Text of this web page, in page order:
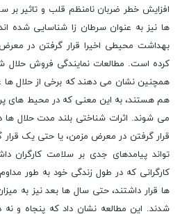
افزایش خطر ضربان نامنظم قلب و تاثیر
ها نیز به عنوان سرطان زا شناسایی شده
بهداشت محیطی اخیرا قرار گرفتن در
کرده است. مطالعات نمایندگی فروش حلال
همچنین نشان می‌ دهند که برخی از حلال ‌ها
هم هستند، به این معنی که در محیط‌ های
می ‌شوند. اثرات شناختی بلند مدت حلال ها
قرار گرفتن در معرض مزمن، یا حتی یک قرار
تواند پیامدهای جدی بر سلامت کارگران
کارگرانی که در طول زندگی خود به طور
ها قرار داشتند، حتی سال‌ ها بعد نیز به
شدند. این مطالعه نشان داد که پنجاه و نه